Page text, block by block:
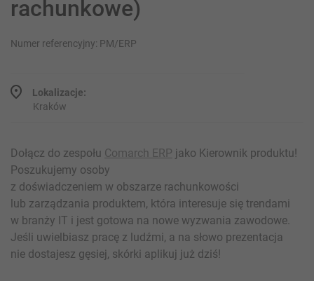
rachunkowe)
Numer referencyjny: PM/ERP
Lokalizacje:
Kraków
Dołącz do zespołu Comarch ERP jako Kierownik produktu!
Poszukujemy osoby
z doświadczeniem w obszarze rachunkowości
lub zarządzania produktem, która interesuje się trendami
w branży IT i jest gotowa na nowe wyzwania zawodowe.
Jeśli uwielbiasz pracę z ludźmi, a na słowo prezentacja
nie dostajesz gęsiej, skórki aplikuj już dziś!